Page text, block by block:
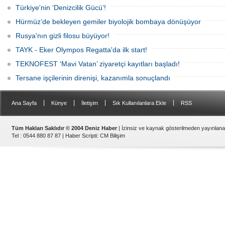
Türkiye'nin ‘Denizcilik Gücü’!
Hürmüz’de bekleyen gemiler biyolojik bombaya dönüşüyor
Rusya'nın gizli filosu büyüyor!
TAYK - Eker Olympos Regatta'da ilk start!
TEKNOFEST ‘Mavi Vatan’ ziyaretçi kayıtları başladı!
Tersane işçilerinin direnişi, kazanımla sonuçlandı
Ana Sayfa Künye İletişim Sık Kullanılanlara Ekle RSS
Tüm Hakları Saklıdır © 2004 Deniz Haber | İzinsiz ve kaynak gösterilmeden
Tel : 0544 880 87 87 | Haber Scripti: CM Bilişim